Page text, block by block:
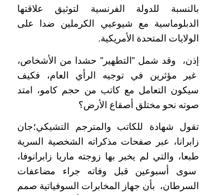
بالنسبة للدولة الفرنسية لتوثيق علاقتها
الدبلوماسية مع شيوعيي الكرملين ضدا على
الولايات المتحدة الأمريكية.
إذن، وقد شمل ”التطهير” حشدا من الأشخاص،
غير مؤثرين في توجيه الرأي العام، فكيف
سيكون التعامل مع كاتب من حجم كامو، امتد
صوته نحو مختلق أصقاع الأرض؟
تقول شهادة للكاتب والمترجم التشيكي؛جان
زابرانا، عبر صفحات مذكراته الشخصية السرية
طبعا، والتي لم يخبر بها زوجته ماريا زابرانوفا،
سوى أسبوعين قبل وفاته جراء مضاعفات
السرطان، بأن جهاز المخابرات السوفياتية صمم